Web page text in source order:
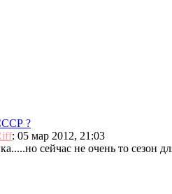
?
: 05 мар 2012, 21:03
сейчас не очень то сезон